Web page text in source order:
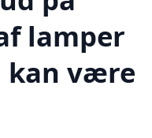
lamper
kan være